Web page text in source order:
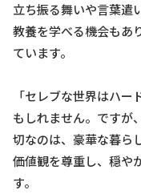
立ち振る舞いや言葉遣
教養を学べる機会もあ
ています。
「セレブな世界はハ
もしれません。ですが
切なのは、豪華な暮ら
価値観を尊重し、穏や
す。